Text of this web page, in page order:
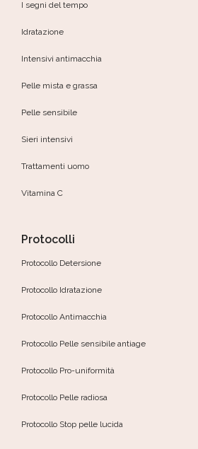
I segni del tempo
Idratazione
Intensivi antimacchia
Pelle mista e grassa
Pelle sensibile
Sieri intensivi
Trattamenti uomo
Vitamina C
Protocolli
Protocollo Detersione
Protocollo Idratazione
Protocollo Antimacchia
Protocollo Pelle sensibile antiage
Protocollo Pro-uniformità
Protocollo Pelle radiosa
Protocollo Stop pelle lucida